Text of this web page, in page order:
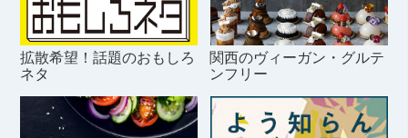
拡散希望！話題のおもしろ
ネタ
関西のヴィーガン・グルテ
ンフリー